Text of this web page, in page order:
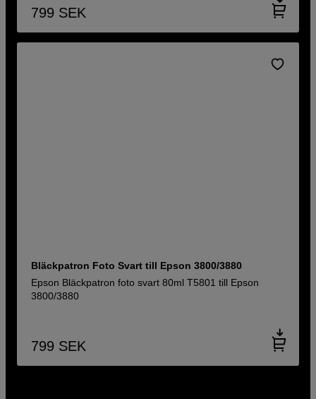
799 SEK
Bläckpatron Foto Svart till Epson 3800/3880
Epson Bläckpatron foto svart 80ml T5801 till Epson
3800/3880
799 SEK